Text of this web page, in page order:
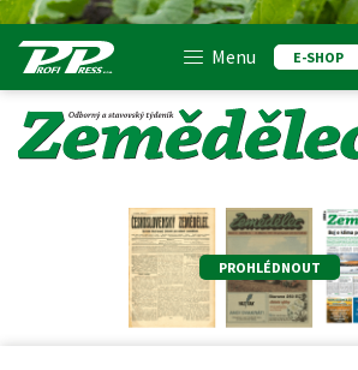
Menu E-SHOP
PROHLÉDNOUT